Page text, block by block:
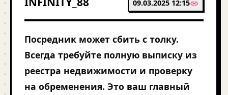
09.03.2025 12:15
Посредник может сбить с толку.
Всегда требуйте полную выписку из
реестра недвижимости и проверку
на обременения. Это ваш главный